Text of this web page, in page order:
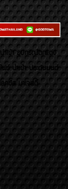
ำเข้า อุปกรณ์ตกแต่ง
ร์ นำเข้า ประดับยนต์
กซัส มาเจสตี้